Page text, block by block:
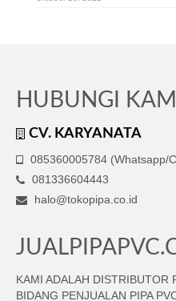
HUBUNGI KAMI
CV. KARYANATA
085360005784 (Whatsapp/
081336604443
halo@tokopipa.co.id
KAMI ADALAH DISTRIBUTOR
BIDANG PENJUALAN PIPA